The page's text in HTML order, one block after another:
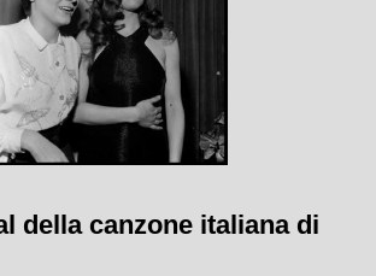
della canzone italiana di